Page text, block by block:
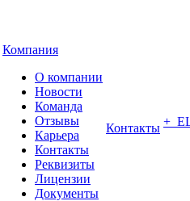
Компания
О компании
Новости
Команда
Отзывы
Карьера
Контакты
Реквизиты
Лицензии
Документы
Контакты +